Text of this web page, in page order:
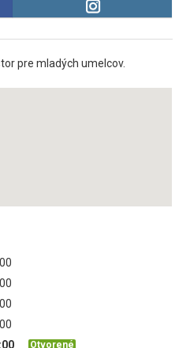
pre mladých umelcov.
Otvorené